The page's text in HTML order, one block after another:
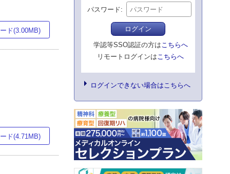
ド(3.00MB)
ド(4.71MB)
パスワード
ログイン
学認等SSO認証の方はこちらへ
リモートログインはこちらへ
ログインできない場合はこちらへ